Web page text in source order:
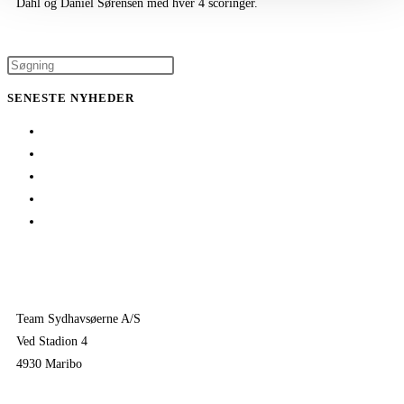
Dahl og Daniel Sørensen med hver 4 scoringer.
SENESTE NYHEDER
Team Sydhavsøerne A/S
Ved Stadion 4
4930 Maribo